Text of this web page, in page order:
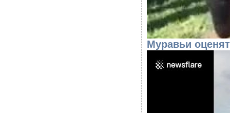
Муравьи оценят